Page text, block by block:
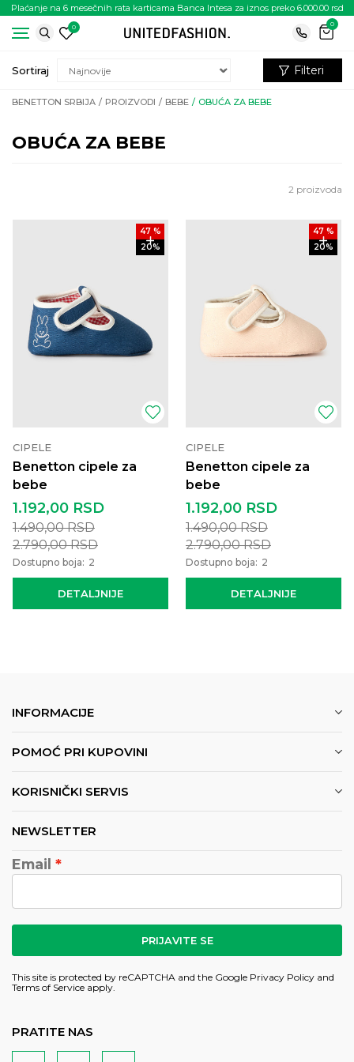
Plaćanje na 6 mesečnih rata karticama Banca Intesa za iznos preko 6.000.00 rsd
0
0
BENETTON SRBIJA PROIZVODI BEBE OBUĆA ZA BEBE
OBUĆA ZA BEBE
Sortiraj Filteri
2 proizvoda
47 %
20%
CIPELE
Benetton cipele za
bebe
DETALJNIJE
1.192,00 RSD
1.490,00RSD
2.790,00RSD
Dostupno boja: 2
47 %
20%
CIPELE
Benetton cipele za
bebe
DETALJNIJE
1.192,00 RSD
1.490,00RSD
2.790,00RSD
Dostupno boja: 2
INFORMACIJE
POMOĆ PRI KUPOVINI
KORISNIČKI SERVIS
NEWSLETTER
Email
PRIJAVITE SE
This site is protected by reCAPTCHA and the Google Privacy Policy and
Terms of Service apply.
PRATITE NAS